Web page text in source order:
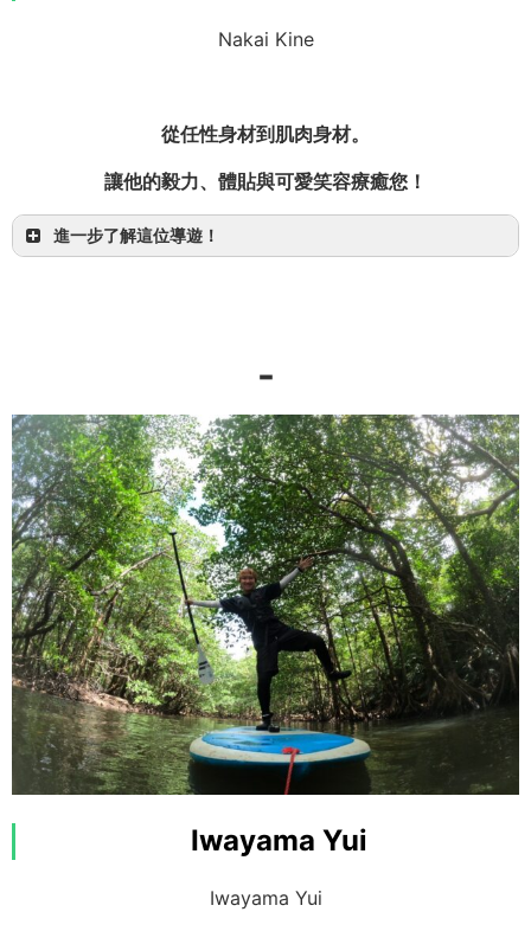
【半日】在奇蹟之島與海龜共游！巴拉斯島船浮潛
巴拉斯島美到被稱為奇蹟之島！
我會為您拍很多時尚照片！！
查看是什麼樣的行程！
Nakai Kine
從任性身材到肌肉身材。
讓他的毅力、體貼與可愛笑容療癒您！
進一步了解這位導遊！
興趣：唱歌
特技：衝浪
我來自和歌山，非常喜歡衝浪
-
Iwayama Yui
Iwayama Yui